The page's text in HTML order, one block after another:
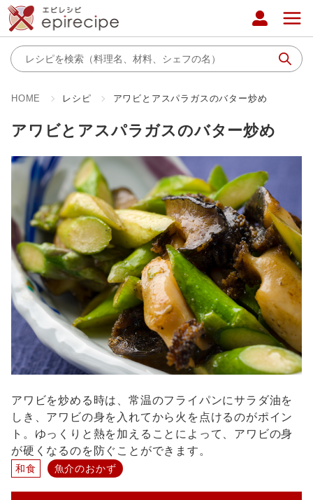
HOME レシピ アワビとアスパラガスのバター炒め
アワビとアスパラガスのバター炒め
アワビを炒める時は、常温のフライパンにサラダ油を
しき、アワビの身を入れてから火を点けるのがポイン
ト。ゆっくりと熱を加えることによって、アワビの身
が硬くなるのを防ぐことができます。
和食 魚介のおかず